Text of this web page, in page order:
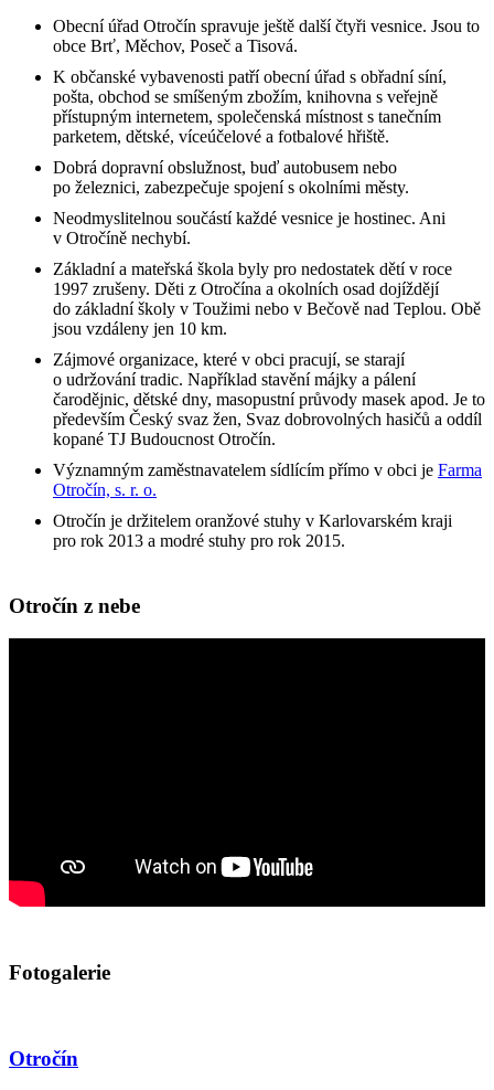
Obecní úřad Otročín spravuje ještě další čtyři vesnice. Jsou to
obce Brť, Měchov, Poseč a Tisová.
K občanské vybavenosti patří obecní úřad s obřadní síní,
pošta, obchod se smíšeným zbožím, knihovna s veřejně
přístupným internetem, společenská místnost s tanečním
parketem, dětské, víceúčelové a fotbalové hřiště.
Dobrá dopravní obslužnost, buď autobusem nebo
po železnici, zabezpečuje spojení s okolními městy.
Neodmyslitelnou součástí každé vesnice je hostinec. Ani
v Otročíně nechybí.
Základní a mateřská škola byly pro nedostatek dětí v roce
1997 zrušeny. Děti z Otročína a okolních osad dojíždějí
do základní školy v Toužimi nebo v Bečově nad Teplou. Obě
jsou vzdáleny jen 10 km.
Zájmové organizace, které v obci pracují, se starají
o udržování tradic. Například stavění májky a pálení
čarodějnic, dětské dny, masopustní průvody masek apod. Je to
především Český svaz žen, Svaz dobrovolných hasičů a oddíl
kopané TJ Budoucnost Otročín.
Významným zaměstnavatelem sídlícím přímo v obci je Farma
Otročín, s. r. o.
Otročín je držitelem oranžové stuhy v Karlovarském kraji
pro rok 2013 a modré stuhy pro rok 2015.
Otročín z nebe
Fotogalerie
Otročín